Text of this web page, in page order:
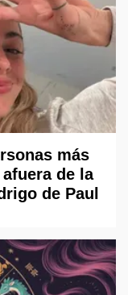
más
de la
de Paul